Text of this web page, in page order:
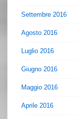
Settembre 2016
Agosto 2016
Luglio 2016
Giugno 2016
Maggio 2016
Aprile 2016